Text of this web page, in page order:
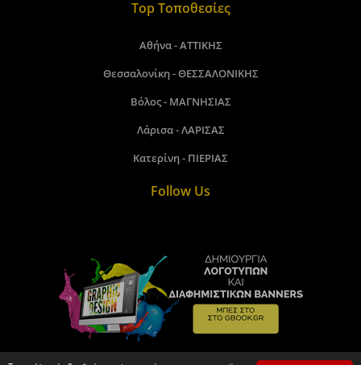
Top Τοποθεσίες
Αθήνα - ΑΤΤΙΚΗΣ
Θεσσαλονίκη - ΘΕΣΣΑΛΟΝΙΚΗΣ
Βόλος - ΜΑΓΝΗΣΙΑΣ
Λάρισα - ΛΑΡΙΣΑΣ
Κατερίνη - ΠΙΕΡΙΑΣ
Follow Us